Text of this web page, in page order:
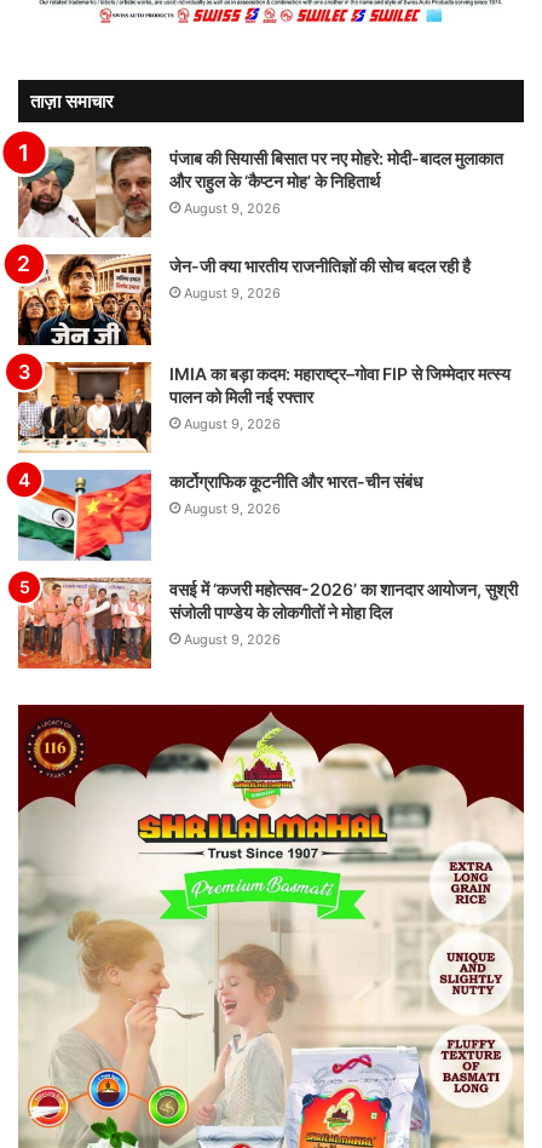
ताज़ा समाचार
पंजाब की सियासी बिसात पर नए मोहरे: मोदी-बादल मुलाकात
और राहुल के ‘कैप्टन मोह’ के निहितार्थ
August 9, 2026
जेन-जी क्या भारतीय राजनीतिज्ञों की सोच बदल रही है
August 9, 2026
IMIA का बड़ा कदम: महाराष्ट्र–गोवा FIP से जिम्मेदार मत्स्य
पालन को मिली नई रफ्तार
August 9, 2026
कार्टोग्राफिक कूटनीति और भारत-चीन संबंध
August 9, 2026
वसई में ‘कजरी महोत्सव-2026’ का शानदार आयोजन, सुश्री
संजोली पाण्डेय के लोकगीतों ने मोहा दिल
August 9, 2026